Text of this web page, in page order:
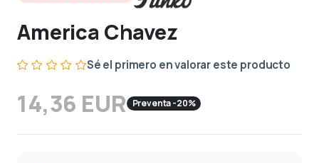
America Chavez
Sé el primero en valorar este producto
14,36 EUR Preventa -20%